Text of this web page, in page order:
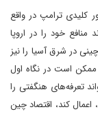
کلیدی ترامپ در واقع
خود را در اروپا
در شرق آسیا را نیز
است در نگاه اول
تعرفه‌های هنگفتی را
اعمال کند، اقتصاد چین